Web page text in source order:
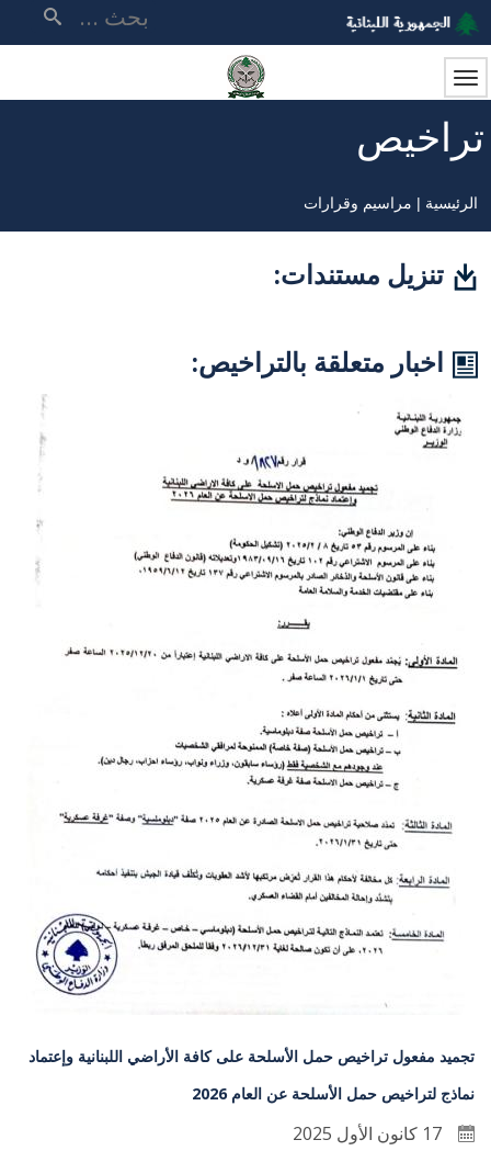
تجاوز
إلى
المحتوى
الرئيسي
تراخيص
مسار
التنقل
الرئيسية مراسيم وقرارات
تنزيل مستندات:
اخبار متعلقة بالتراخيص:
تجميد مفعول تراخيص حمل الأسلحة على كافة الأراضي اللبنانية وإعتماد
نماذج لتراخيص حمل الأسلحة عن العام 2026